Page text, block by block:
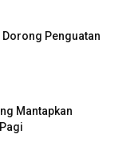
Dorong Penguatan
Mantapkan